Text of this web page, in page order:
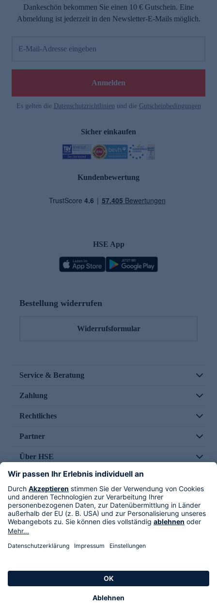
Dankeschön bekommen Sie einen 10 € Gutschein. Eine
Abmeldung ist jederzeit in den Newsletter-E-Mails möglich.
E-Mail-Adresse eingeben
Anmelden
Es gelten die Datenschutzrichtlinien und die Gutscheinbedingungen
Sicher einkaufen
Kundenbewertung
HSE App
Bestellung widerrufen
Widerrufsformular
Service & Beratung
Zahlung
Rechtliches
Partner
Über HSE
Im TV
HSE International